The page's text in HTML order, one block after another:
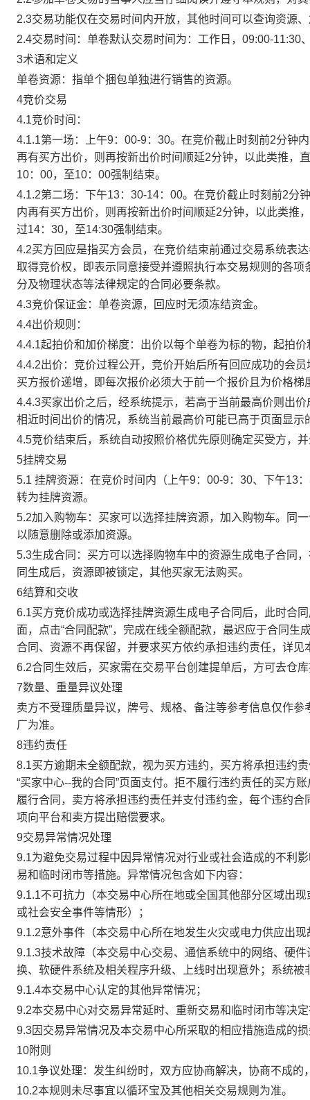
2.3交易功能仅在交易时间内开放，其他时间可以查询资源
2.4交易时间：单卷默认交易时间为：工作日，09:00-11:30
3术语和定义
单卷资源：指单个捆包单独进行销售的资源。
4竞价交易
4.1竞价时间：
4.1.1第一场：上午9：00-9：30。在竞价截止时刻前2分钟
再有买方出价，则再按新出价时间顺延2分钟，以此类推，
10：00，至10：00强制结束。
4.1.2第二场：下午13：30-14：00。在竞价截止时刻前2分
内再有买方出价，则再按新出价时间顺延2分钟，以此类推
过14：30，至14:30强制结束。
4.2买方回应是指买方会员，在竞价结束前通过交易系统表
取得竞价权，即表示同意接受并遵照执行本交易规则的各
分及物理状态等法律规定的合同必要条款。
4.3竞价保证金：单卷资源，回应时无须冻结资金。
4.4出价规则：
4.4.1起拍价和加价梯度：出价以每个单卷为标的物，起拍
4.4.2出价：竞价过程公开，竞价开始后所有回应成功的会
买方报价递增，即每次报价必须大于前一个报价且为价格
4.4.3买家出价之后，经系统提示，若高于当前最高价则出
相近时间出价的情况，系统当前最高价可能已高于页面显示
4.5竞价结束后，系统自动按照价格优先原则确定买受方，
5挂牌交易
5.1 挂牌资源：在竞价时间内（上午9：00-9：30、下午13
转为挂牌资源。
5.2加入购物车：买家可以选择挂牌资源，加入购物车。同
以随意删除或添加资源。
5.3生成合同：买方可以选择购物车中的资源生成电子合同
同生成后，资源即被锁定，其他买家无法购买。
6结算和交收
6.1买方竞价成功或选择挂牌资源生成电子合同后，此时合
面，点击“合同配款”，完成在线全额配款，最迟应于合同
合同、资源不再保留，并要求买方依约承担违约责任，详见
6.2合同生效后，买家需在交易平台创建提单后，方可去仓
7数量、重量异议处理
卖方不受理质量异议，牌号、规格、备注等参考信息仅作
厂为准。
8违约责任
8.1买方逾期未全额配款，视为买方违约，买方将承担违约
“买家中心--我的合同”页面支付。拒不履行违约责任的买方
履行合同，卖方将承担违约责任并支付违约金，每个违约
项向平台和卖方提出赔偿要求。
9交易异常情况处理
9.1为避免交易过程中因异常情况对行业或社会造成的不利
易和临时闭市等措施。异常情况包含如下内容：
9.1.1不可抗力（本交易中心所在地或全国其他部分区域出
或社会安全事件等情形）；
9.1.2意外事件（本交易中心所在地发生火灾或电力供应出
9.1.3技术故障（本交易中心交易、通信系统中的网络、硬
换、软硬件系统及相关程序升级、上线时出现意外；系统
9.1.4本交易中心认定的其他异常情况；
9.2本交易中心对交易异常延时、重新交易和临时闭市等决
9.3因交易异常情况及本交易中心所采取的相应措施造成的
10附则
10.1争议处理：发生纠纷时，双方应协商解决，协商不成
10.2本规则未尽事宜以循环宝及其他相关交易规则为准。